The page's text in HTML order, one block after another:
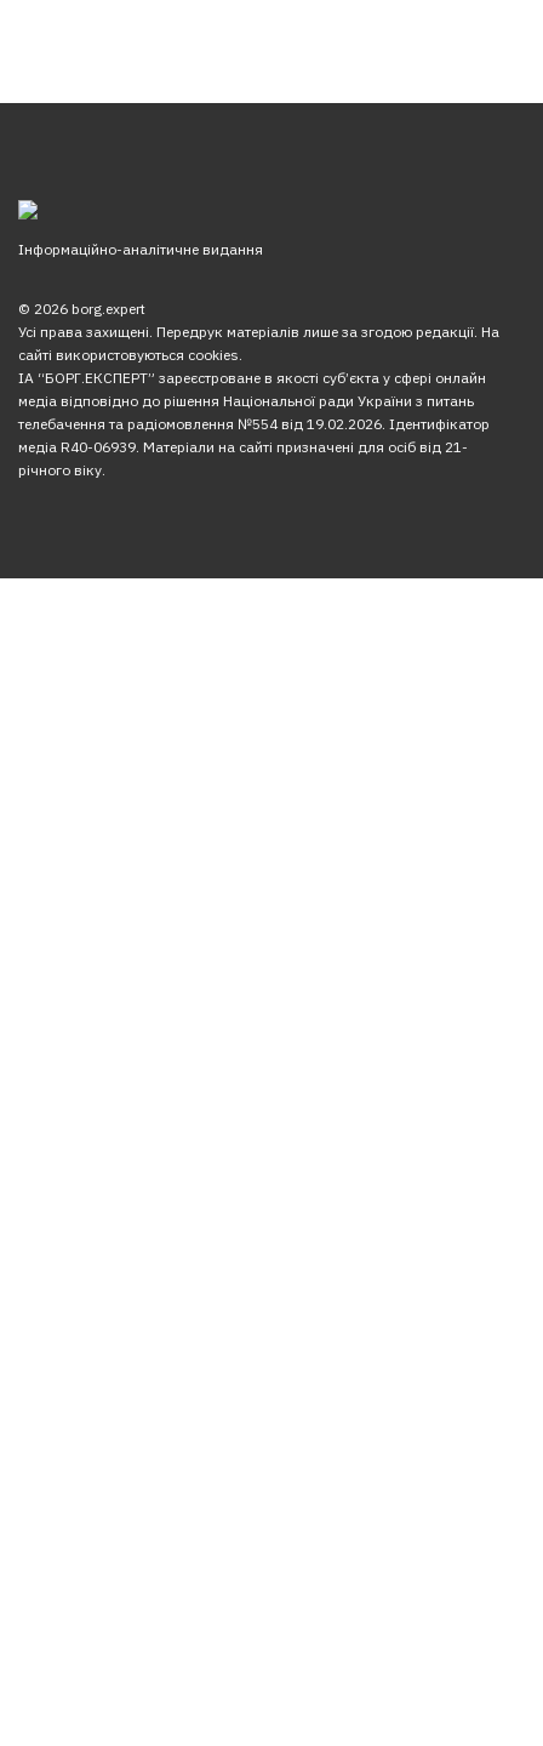
Інформаційно-аналітичне видання
© 2026 borg.expert
Усі права захищені. Передрук матеріалів лише за згодою редакції. На
сайті використовуються cookies.
ІА “БОРГ.ЕКСПЕРТ” зареєстроване в якості суб’єкта у сфері онлайн
медіа відповідно до рішення Національної ради України з питань
телебачення та радіомовлення №554 від 19.02.2026. Ідентифікатор
медіа R40-06939. Матеріали на сайті призначені для осіб від 21-
річного віку.